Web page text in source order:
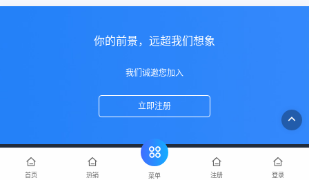
你的前景，远超我们想象
我们诚邀您加入
立即注册
首页 热销 菜单 注册 登录